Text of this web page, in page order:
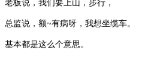
老板说，我们要上山，步行，
总监说，额~有病呀，我想坐缆车。
基本都是这么个意思。